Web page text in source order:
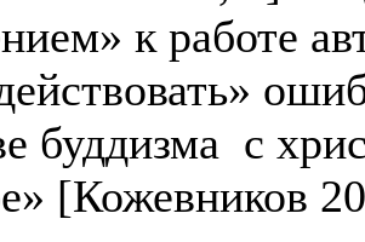
к работе
буддизма с
[Кожевников